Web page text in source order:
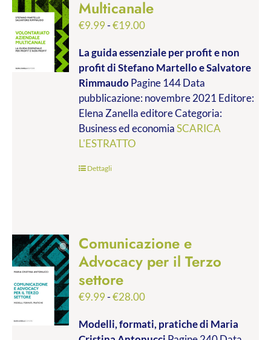
Multicanale
€9.99-€19.00Fascia
prezzo:
da
€9.99
a
€19.00
La guida essenziale per profit e non
profitdi Stefano Martello e Salvatore
RimmaudoPagine 144 Data
pubblicazione: novembre 2021 Editore:
Elena Zanella editore Categoria:
Business ed economiaSCARICA
L'ESTRATTO
Dettagli
Comunicazione e
Advocacy per il Terzo
settore
€9.99-€28.00Fascia
prezzo:
Modelli, formati, pratichedi Maria